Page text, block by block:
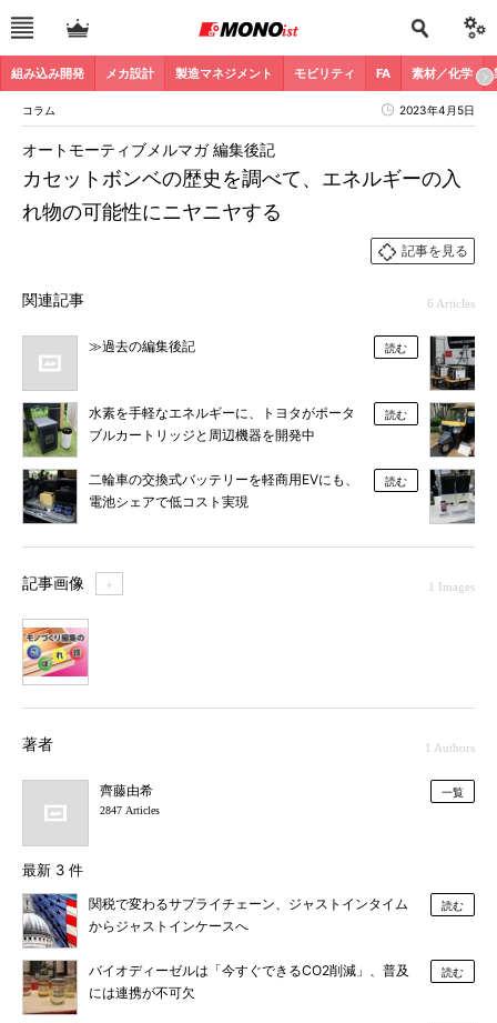
組み込み開発 メカ設計 製造マネジメント モビリティ FA 素材／化学
コラム 2023年4月5日
カセットボンベの歴史を調べて、エネルギーの入
れ物の可能性にニヤニヤする
オートモーティブメルマガ 編集後記
記事を見る
関連記事 6 Articles
≫過去の編集後記 読む
水素を手軽なエネルギーに、トヨタがポータ
ブルカートリッジと周辺機器を開発中
読む
二輪車の交換式バッテリーを軽商用EVにも、
電池シェアで低コスト実現
読む
記事画像 ＋ 1 Images
著者 1 Authors
齊藤由希
2847 Articles
一覧
最新 3 件
関税で変わるサプライチェーン、ジャストインタイム
からジャストインケースへ
読む
バイオディーゼルは「今すぐできるCO2削減」、普及
には連携が不可欠
読む